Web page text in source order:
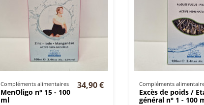
Compléments alimentaires
MenOligo n° 15 - 100
ml
34,90 € Compléments
Excès de poids /
général n° 1 - 100